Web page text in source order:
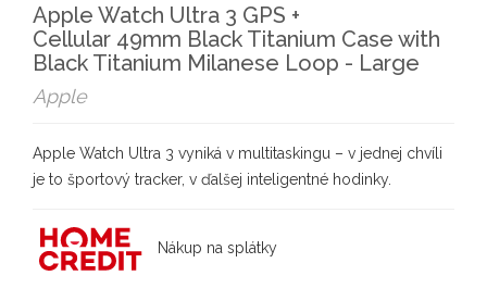
Apple Watch Ultra 3 GPS +
Cellular 49mm Black Titanium Case with
Black Titanium Milanese Loop - Large
Apple
Apple Watch Ultra 3 vyniká v multitaskingu – v jednej chvíli
je to športový tracker, v ďalšej inteligentné hodinky.
Nákup na splátky